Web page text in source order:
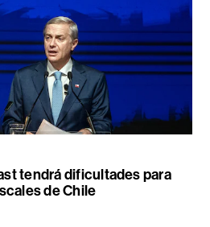
tendrá dificultades para
de Chile